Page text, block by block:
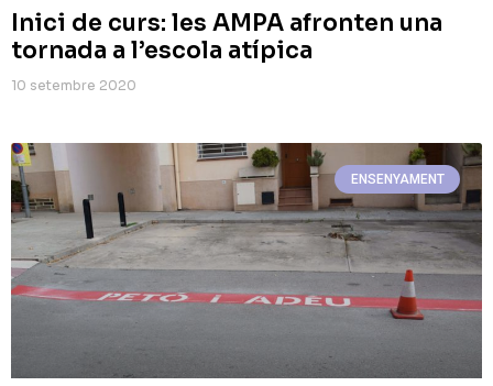
Inici de curs: les AMPA afronten una
tornada a l’escola atípica
10 setembre 2020
ENSENYAMENT